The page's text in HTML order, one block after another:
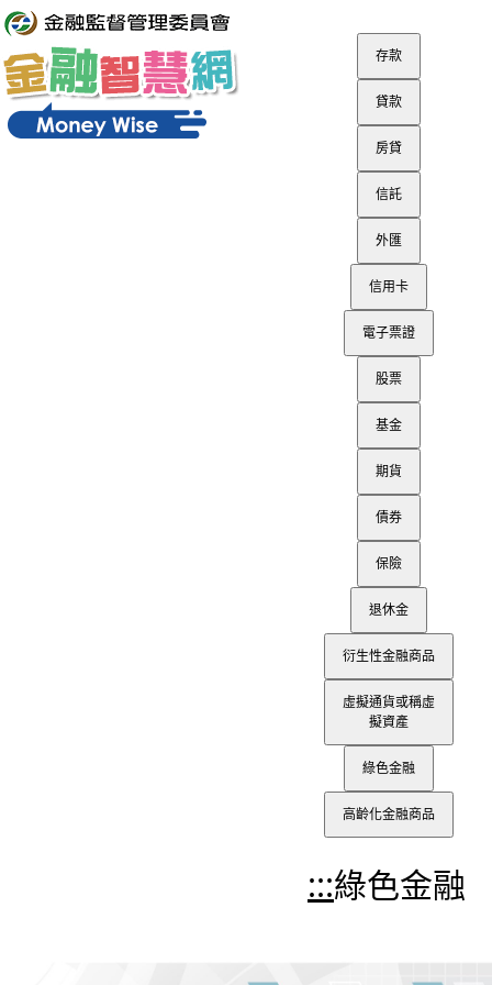
進入內容區塊
存款
貸款
房貸
信託
外匯
信用卡
電子票證
股票
基金
期貨
債券
保險
退休金
衍生性金融商品
虛擬通貨或稱虛
擬資產
綠色金融
高齡化金融商品
:::綠色金融